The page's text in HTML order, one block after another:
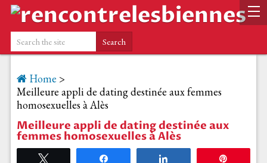
Home >
Meilleure appli de dating destinée aux femmes
homosexuelles à Alès
Meilleure appli de dating destinée aux
femmes homosexuelles à Alès